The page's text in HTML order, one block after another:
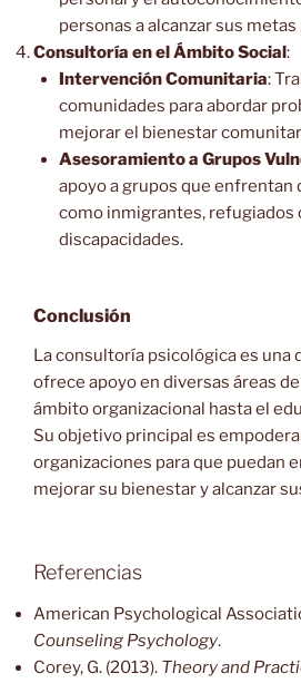
personas a alcanzar sus
Consultoría en el Ámbito Social:
Intervención Comunitaria:
comunidades para abordar
mejorar el bienestar
Asesoramiento a Grupos
apoyo a grupos que enfrentan
como inmigrantes, refugiados
discapacidades.
Conclusión
La consultoría psicológica es una
ofrece apoyo en diversas áreas
ámbito organizacional hasta el
Su objetivo principal es
organizaciones para que puedan
mejorar su bienestar y alcanzar
Referencias
American Psychological
Counseling Psychology.
Corey, G. (2013). Theory and